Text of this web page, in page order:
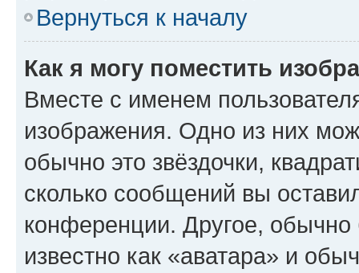
Вернуться к началу
Как я могу поместить
Вместе с именем
изображения. Одно из них
обычно это звёздочки,
сколько сообщений вы
конференции. Другое,
известно как «аватара» и